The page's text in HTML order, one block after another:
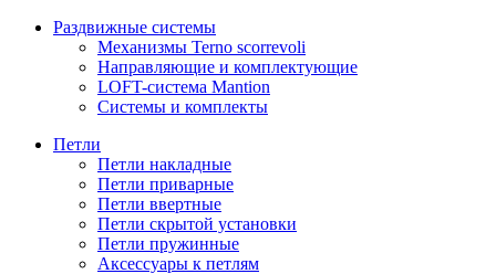
Раздвижные системы
Механизмы Terno scorrevoli
Направляющие и комплектующие
LOFT-cистема Mantion
Системы и комплекты
Петли
Петли накладные
Петли приварные
Петли ввертные
Петли скрытой установки
Петли пружинные
Аксессуары к петлям